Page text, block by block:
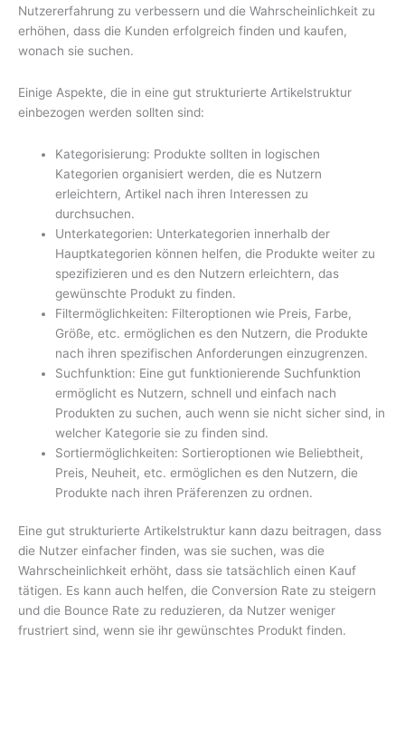
Nutzererfahrung zu verbessern und die Wahrscheinlichkeit zu
erhöhen, dass die Kunden erfolgreich finden und kaufen,
wonach sie suchen.
Einige Aspekte, die in eine gut strukturierte Artikelstruktur
einbezogen werden sollten sind:
Kategorisierung: Produkte sollten in logischen
Kategorien organisiert werden, die es Nutzern
erleichtern, Artikel nach ihren Interessen zu
durchsuchen.
Unterkategorien: Unterkategorien innerhalb der
Hauptkategorien können helfen, die Produkte weiter zu
spezifizieren und es den Nutzern erleichtern, das
gewünschte Produkt zu finden.
Filtermöglichkeiten: Filteroptionen wie Preis, Farbe,
Größe, etc. ermöglichen es den Nutzern, die Produkte
nach ihren spezifischen Anforderungen einzugrenzen.
Suchfunktion: Eine gut funktionierende Suchfunktion
ermöglicht es Nutzern, schnell und einfach nach
Produkten zu suchen, auch wenn sie nicht sicher sind, in
welcher Kategorie sie zu finden sind.
Sortiermöglichkeiten: Sortieroptionen wie Beliebtheit,
Preis, Neuheit, etc. ermöglichen es den Nutzern, die
Produkte nach ihren Präferenzen zu ordnen.
Eine gut strukturierte Artikelstruktur kann dazu beitragen, dass
die Nutzer einfacher finden, was sie suchen, was die
Wahrscheinlichkeit erhöht, dass sie tatsächlich einen Kauf
tätigen. Es kann auch helfen, die Conversion Rate zu steigern
und die Bounce Rate zu reduzieren, da Nutzer weniger
frustriert sind, wenn sie ihr gewünschtes Produkt finden.